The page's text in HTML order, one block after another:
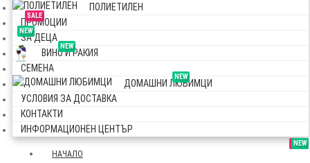
ПОЛИЕТИЛЕН
SALE
ПРОМОЦИИ
NEW
ЗА ДЕЦА
NEW
ВИНО И РАКИЯ
СЕМЕНА
NEW
ДОМАШНИ ЛЮБИМЦИ
УСЛОВИЯ ЗА ДОСТАВКА
КОНТАКТИ
ИНФОРМАЦИОНЕН ЦЕНТЪР
НАЧАЛО
SALE
NEW